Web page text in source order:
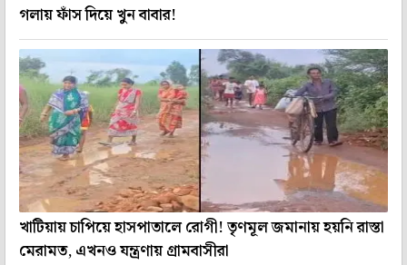
গলায় ফাঁস দিয়ে খুন বাবার!
খাটিয়ায় চাপিয়ে হাসপাতালে রোগী! তৃণমূল জমানায় হয়নি রাস্তা
মেরামত, এখনও যন্ত্রণায় গ্রামবাসীরা